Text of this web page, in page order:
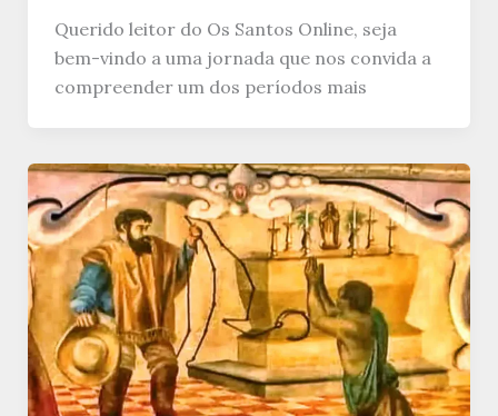
Querido leitor do Os Santos Online, seja
bem-vindo a uma jornada que nos convida a
compreender um dos períodos mais